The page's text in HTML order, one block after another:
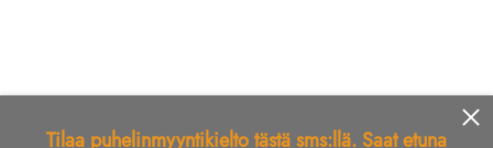
Tilaa puhelinmyyntikielto tästä sms:llä. Saat etuna